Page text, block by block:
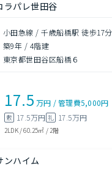
ラパレ世田谷
小田急線 / 千歳船橋駅 徒歩17分
築9年 / 4階建
東京都世田谷区船橋６
17.5 万円 /管理費5,000円
敷 17.5万円 礼 17.5万円
2LDK/60.25㎡ / 2階
ンハイム